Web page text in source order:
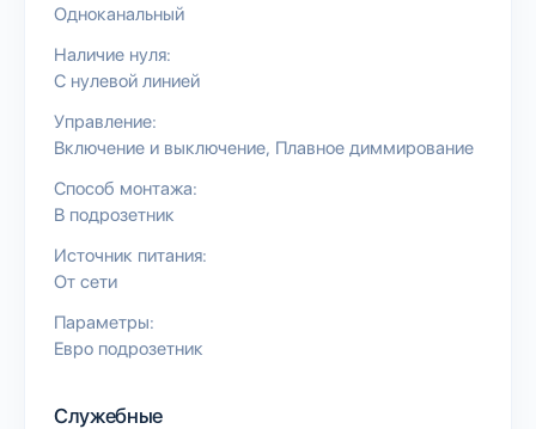
Одноканальный
Наличие нуля:
С нулевой линией
Управление:
Включение и выключение Плавное диммирование
Способ монтажа:
В подрозетник
Источник питания:
От сети
Параметры:
Евро подрозетник
Служебные